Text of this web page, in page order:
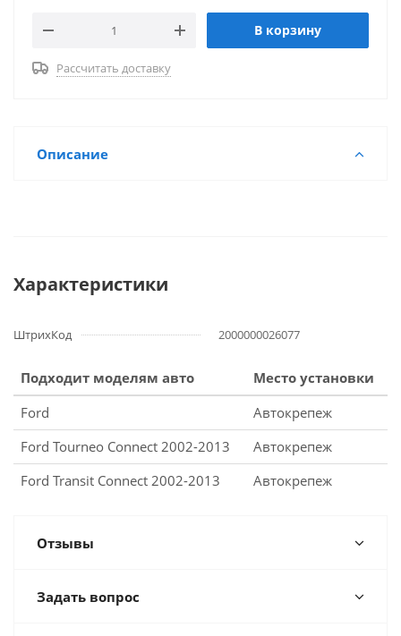
В корзину
Рассчитать доставку
Описание
Характеристики
ШтрихКод 2000000026077
Подходит моделям авто
Место установки
Ford
Автокрепеж
Ford Tourneo Connect 2002-2013
Автокрепеж
Ford Transit Connect 2002-2013
Автокрепеж
Отзывы
Задать вопрос